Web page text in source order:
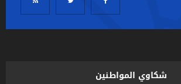
شكاوي المواطنين